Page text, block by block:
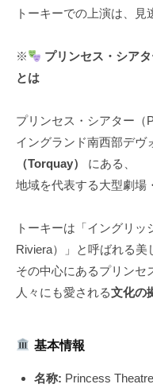
トーキーでの上演は、見
※
プリンセス・シア
とは
プリンセス・シアター（
イングランド南西部デヴ
（Torquay）
にある、
地域を代表する大型劇場
トーキーは「イングリ
Riviera）」と呼ばれる美
その中心にあるプリンセ
人々にも愛される文化の
基本情報
名称: Princess